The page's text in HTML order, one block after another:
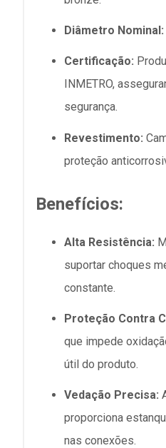
Diâmetro Nominal:
Certificação:
INMETRO,
segurança.
Revestimento:
proteção
Benefícios:
Alta Resistência:
suportar choques
constante.
Proteção Contra
que impede
útil do produto.
Vedação Precisa:
proporciona
nas conexões.